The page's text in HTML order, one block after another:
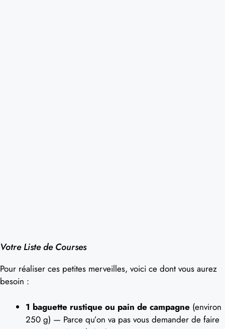
Votre Liste de Courses
Pour réaliser ces petites merveilles, voici ce dont vous aurez
besoin :
1 baguette rustique ou pain de campagne (environ
250 g) — Parce qu’on va pas vous demander de faire